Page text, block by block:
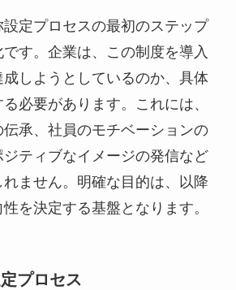
定プロセスの最初のステップ
す。企業は、この制度を導入
しようとしているのか、具体
必要があります。これには、
承、社員のモチベーションの
ティブなイメージの発信など
ません。明確な目的は、以降
を決定する基盤となります。
プロセス